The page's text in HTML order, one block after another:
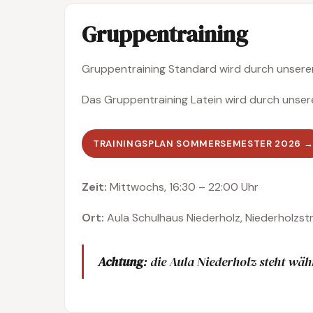
Gruppentraining
Gruppentraining Standard wird durch
Das Gruppentraining Latein wird durch
TRAININGSPLAN SOMMERSEMESTER 2026 →
Zeit: Mittwochs, 16:30 – 22:00 Uhr
Ort: Aula Schulhaus Niederholz,
Achtung: die Aula Niederholz steht